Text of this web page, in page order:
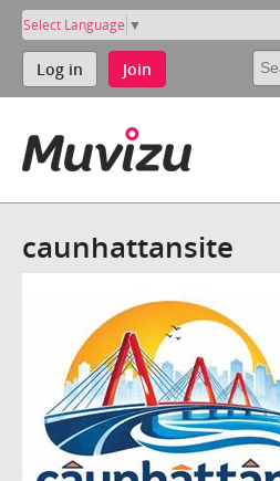
Select Language ▼
Log in Join
caunhattansite